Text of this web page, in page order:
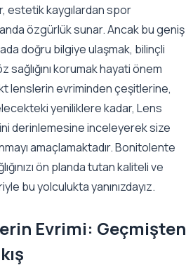
estetik kaygılardan spor
özgürlük sunar. Ancak bu geniş
doğru bilgiye ulaşmak, bilinçli
korumak hayati önem
lenslerin evriminden çeşitlerine,
yeniliklere kadar, Lens
derinlemesine inceleyerek size
amaçlamaktadır. Bonitolente
ön planda tutan kaliteli ve
bu yolculukta yanınızdayız.
Evrimi: Geçmişten